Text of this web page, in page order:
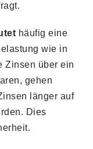
häufig eine
wie in
Zinsen über ein
gehen
länger auf
Dies